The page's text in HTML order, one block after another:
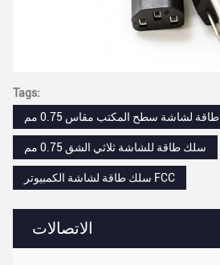
الاتصالات
Tags:
لشاشة سطح المكتب مقاس 0.75 مم
سلك طاقة للشاشة ثلاثي الشق 0.75 مم
سلك طاقة لشاشة الكمبيوتر FCC